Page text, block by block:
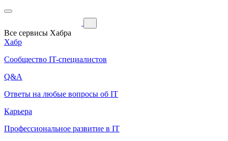
Все сервисы Хабра
Хабр
Сообщество IT-специалистов
Q&A
Ответы на любые вопросы об IT
Карьера
Профессиональное развитие в IT